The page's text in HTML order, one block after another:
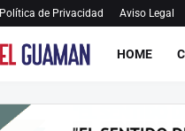
Política de Privacidad Aviso Legal
HOME